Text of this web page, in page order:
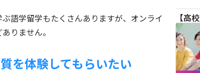
語学留学もたくさんありますが、オンライ
りません。
を体験してもらいたい